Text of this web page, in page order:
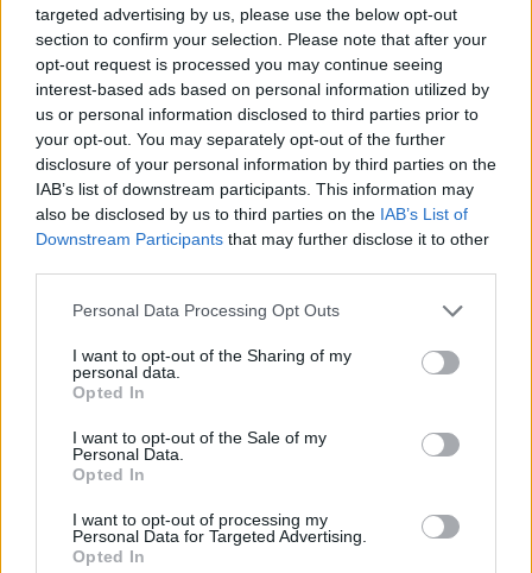
targeted advertising by us, please use the below opt-out
section to confirm your selection. Please note that after your
opt-out request is processed you may continue seeing
interest-based ads based on personal information utilized by
us or personal information disclosed to third parties prior to
your opt-out. You may separately opt-out of the further
disclosure of your personal information by third parties on the
IAB’s list of downstream participants. This information may
also be disclosed by us to third parties on the IAB’s List of
Downstream Participants that may further disclose it to other
Personal Data Processing Opt Outs
I want to opt-out of the Sharing of my
personal data.
Opted In
I want to opt-out of the Sale of my
Personal Data.
Opted In
I want to opt-out of processing my
Personal Data for Targeted Advertising.
Opted In
Αγγελίες
Κηδείες
Καιρός
Φαρμακεία
Φωτιές
Τροχαία